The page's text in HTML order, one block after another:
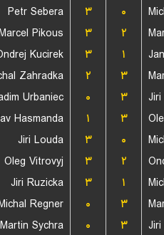
Petr Sebera
۳ ۰
Pikous
۳ ۲
Kucirek
۳ ۱
Zahradka
۲ ۳
Urbaniec
۰ ۳
Hasmanda
۱ ۳
Jiri Louda
۳ ۰
Oleg Vitrovyj
۳ ۲
Jiri Ruzicka
۳ ۱
Regner
۰ ۳
Martin Sychra
۰ ۳